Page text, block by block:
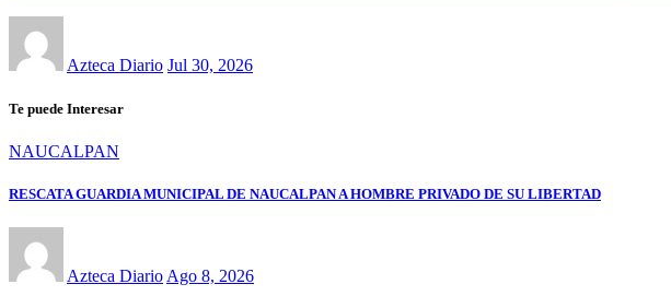
Azteca Diario Jul 30, 2026
Te puede Interesar
NAUCALPAN
RESCATA GUARDIA MUNICIPAL DE NAUCALPAN A HOMBRE PRIVADO DE SU LIBERTAD
Azteca Diario Ago 8, 2026